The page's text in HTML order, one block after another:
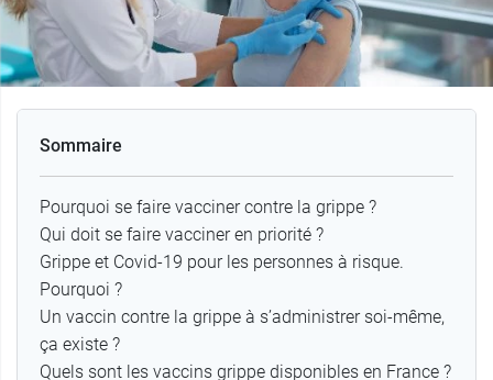
Sommaire
Pourquoi se faire vacciner contre la grippe ?
Qui doit se faire vacciner en priorité ?
Grippe et Covid-19 pour les personnes à risque.
Pourquoi ?
Un vaccin contre la grippe à s’administrer soi-même,
ça existe ?
Quels sont les vaccins grippe disponibles en France ?